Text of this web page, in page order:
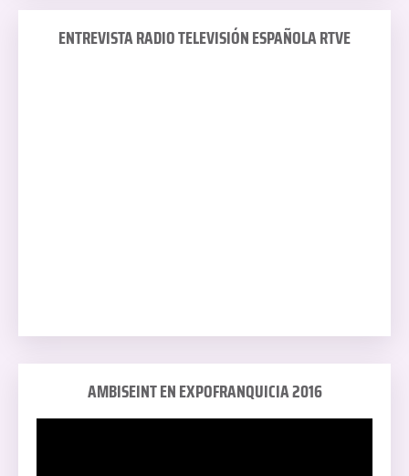
ENTREVISTA RADIO TELEVISIÓN ESPAÑOLA RTVE
AMBISEINT EN EXPOFRANQUICIA 2016